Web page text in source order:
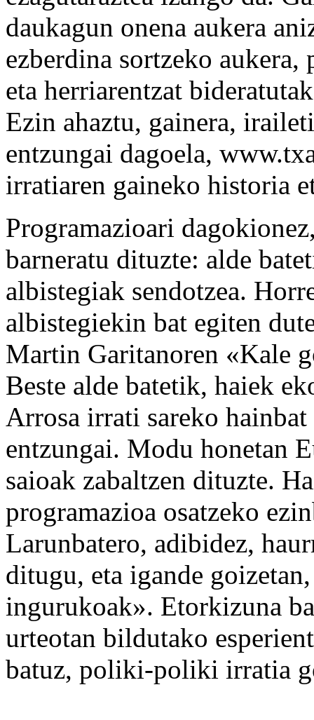
daukagun onena aukera
ezberdina sortzeko
eta herriarentzat
Ezin ahaztu, gainera,
entzungai dagoela,
irratiaren gaineko historia
Programazioari
barneratu dituzte: alde
albistegiak sendotzea.
albistegiekin bat egiten
Martin Garitanoren «Kale
Beste alde batetik, haiek
Arrosa irrati sareko
entzungai. Modu honetan
saioak zabaltzen dituzte.
programazioa osatzeko
Larunbatero, adibidez,
ditugu, eta igande
ingurukoak». Etorkizuna
urteotan bildutako
batuz, poliki-poliki irratia